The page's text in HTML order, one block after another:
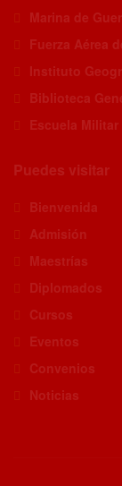
Marina de
Fuerza Aérea
Instituto
Biblioteca
Escuela
Puedes visitar
Bienvenida
Admisión
Maestrías
Diplomados
Cursos
Eventos
Convenios
Noticias